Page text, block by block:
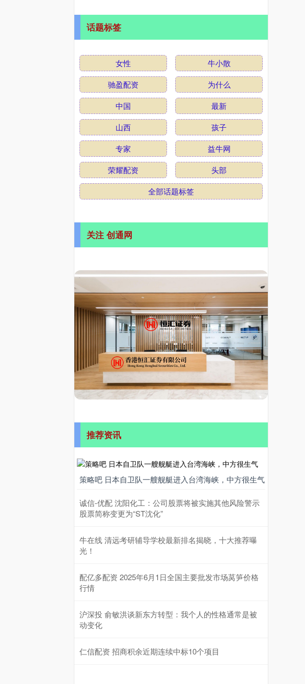
话题标签
女性
牛小散
驰盈配资
为什么
中国
最新
山西
孩子
专家
益牛网
荣耀配资
头部
全部话题标签
关注 创通网
推荐资讯
策略吧 日本自卫队一艘舰艇进入台湾海峡，中方很生气
诚信-优配 沈阳化工：公司股票将被实施其他风险警示
股票简称变更为“ST沈化”
牛在线 清远考研辅导学校最新排名揭晓，十大推荐曝
光！
配亿多配资 2025年6月1日全国主要批发市场莴笋价格
行情
沪深投 俞敏洪谈新东方转型：我个人的性格通常是被
动变化
仁信配资 招商积余近期连续中标10个项目